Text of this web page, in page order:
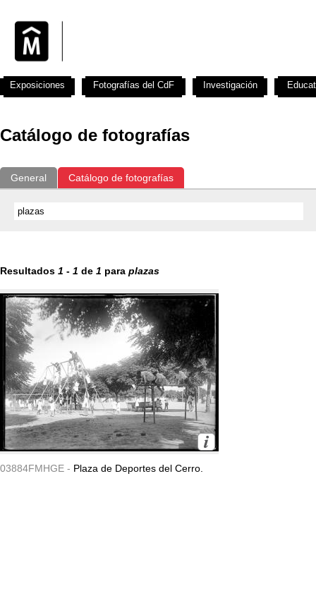
Catálogo de fotografías
General Catálogo de fotografías
Resultados 1 - 1 de 1 para plazas
03884FMHGE - Plaza de Deportes del Cerro.
Exposiciones Fotografías del CdF Investigación